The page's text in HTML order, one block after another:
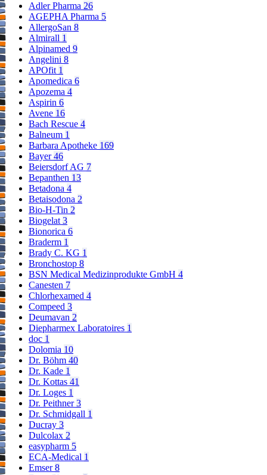
Adler Pharma 26
AGEPHA Pharma 5
AllergoSan 8
Almirall 1
Alpinamed 9
Angelini 8
APOfit 1
Apomedica 6
Apozema 4
Aspirin 6
Avene 16
Bach Rescue 4
Balneum 1
Barbara Apotheke 169
Bayer46
Beiersdorf AG 7
Bepanthen 13
Betadona 4
Betaisodona 2
Bio-H-Tin 2
Biogelat 3
Bionorica 6
Braderm 1
Brady C. KG 1
Bronchostop 8
BSN Medical Medizinprodukte GmbH 4
Canesten 7
Chlorhexamed 4
Compeed 3
Deumavan 2
Diepharmex Laboratoires 1
doc 1
Dolomia 10
Dr. Böhm 40
Dr. Kade 1
Dr. Kottas 41
Dr. Loges 1
Dr. Peithner3
Dr. Schmidgall 1
Ducray 3
Dulcolax 2
easypharm 5
ECA-Medical 1
Emser8